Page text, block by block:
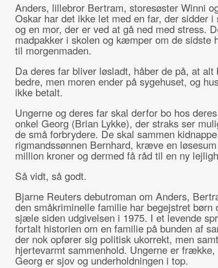
Anders, lillebror Bertram, storesøster Winni
Oskar har det ikke let med en far, der sidder
og en mor, der er ved at gå ned med stress.
madpakker i skolen og kæmper om de sidste
til morgenmaden.
Da deres far bliver løsladt, håber de på, at alt
bedre, men moren ender på sygehuset, og
ikke betalt.
Ungerne og deres far skal derfor bo hos
onkel Georg (Brian Lykke), der straks ser
de små forbrydere. De skal sammen kidnappe
rigmandssønnen Bernhard, kræve en
million kroner og dermed få råd til en ny
Så vidt, så godt.
Bjarne Reuters debutroman om Anders,
den småkriminelle familie har begejstret børn
sjæle siden udgivelsen i 1975. I et levende
fortalt historien om en familie på bunden af
der nok opfører sig politisk ukorrekt, men
hjertevarmt sammenhold. Ungerne er frække,
Georg er sjov og underholdningen i top.